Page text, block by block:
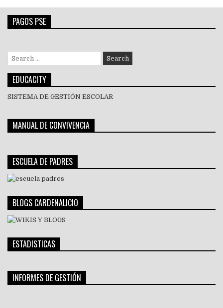
PAGOS PSE
Search
for:
EDUCACITY
SISTEMA DE GESTIÓN ESCOLAR
MANUAL DE CONVIVENCIA
ESCUELA DE PADRES
BLOGS CARDENALICIO
ESTADISTICAS
INFORMES DE GESTIÓN